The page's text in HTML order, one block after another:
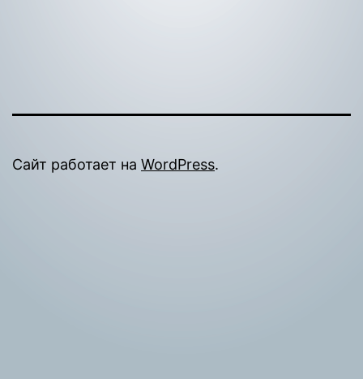
Сайт работает на WordPress.